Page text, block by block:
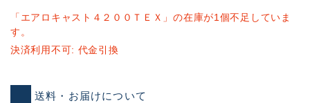
「エアロキャスト４２００ＴＥＸ」の在庫が1個不足していま
す。
決済利用不可: 代金引換
送料・お届けについて